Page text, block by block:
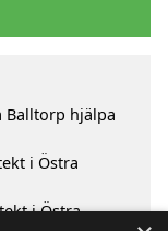
Balltorp hjälpa
i Östra
i Östra